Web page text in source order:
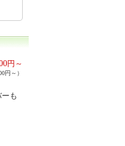
円～
円～）
も